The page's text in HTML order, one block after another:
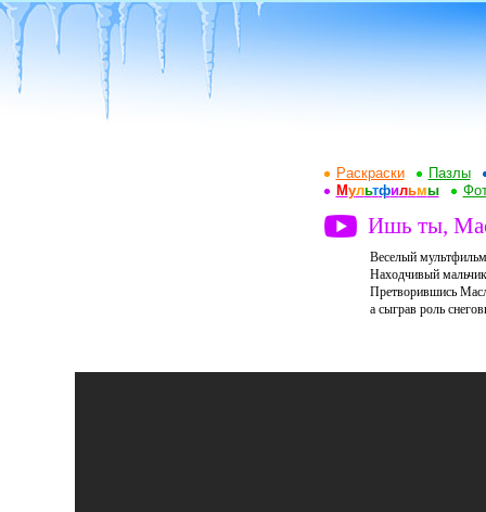
Раскраски
Пазлы
Мультфильмы
Ишь ты,
Веселый
Находчивый
Претворившись
а сыграв роль